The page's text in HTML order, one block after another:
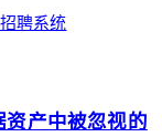
聘系统
产中被忽视的